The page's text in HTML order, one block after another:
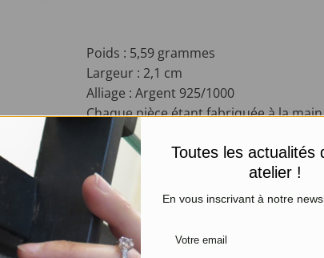
Poids : 5,59 grammes
Largeur : 2,1 cm
Alliage : Argent 925/1000
Chaque pièce étant fabriquée à la
varier d’un bijou à l’autre.
Livraisons et retours
PRODUITS SIMILAIRES
Toutes les actualités
atelier !
En vous inscrivant à notre